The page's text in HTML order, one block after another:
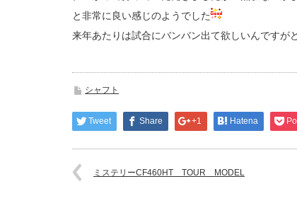
と非常に良い感じのようでした
来年あたりは試合にバンバン出て欲しいんですが
シャフト
Tweet Share +1 Hatena
ミステリーCF460HT TOUR MODEL